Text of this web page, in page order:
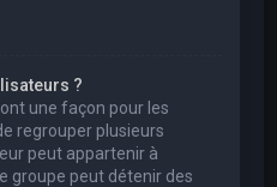
?
une façon pour les
regrouper plusieurs
peut appartenir à
groupe peut détenir des